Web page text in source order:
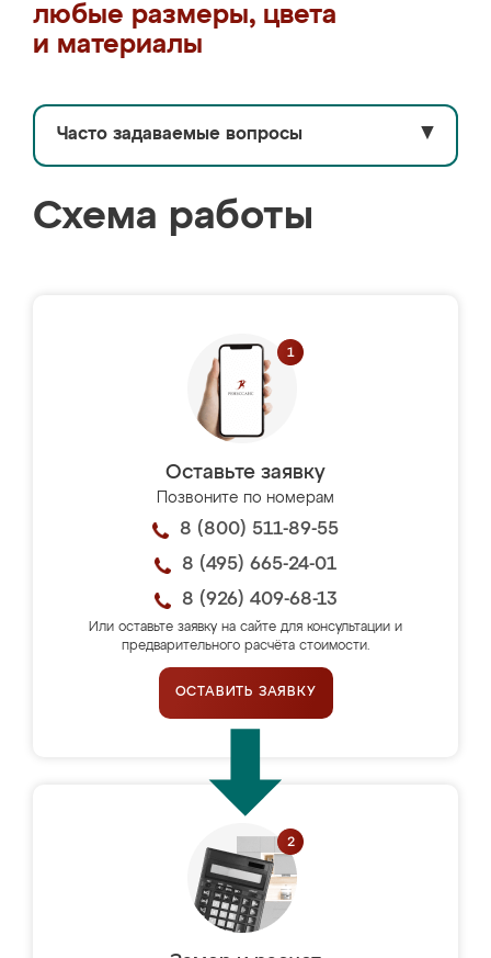
любые размеры, цвета
и материалы
Часто задаваемые вопросы ▼
Схема работы
Оставьте заявку
Позвоните по номерам
8 (800) 511-89-55
8 (495) 665-24-01
8 (926) 409-68-13
Или оставьте заявку на сайте для консультации и
предварительного расчёта стоимости.
ОСТАВИТЬ ЗАЯВКУ